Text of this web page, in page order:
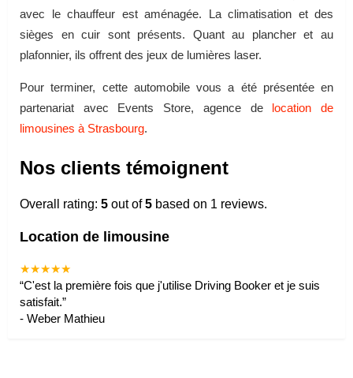
avec le chauffeur est aménagée. La climatisation et des
sièges en cuir sont présents. Quant au plancher et au
plafonnier, ils offrent des jeux de lumières laser.
Pour terminer, cette automobile vous a été présentée en
partenariat avec Events Store, agence de location de
limousines à Strasbourg.
Nos clients témoignent
Overall rating: 5 out of5 based on 1 reviews.
Location de limousine
★★★★★
“C'est la première fois que j'utilise Driving Booker et je suis
satisfait.”
- Weber Mathieu